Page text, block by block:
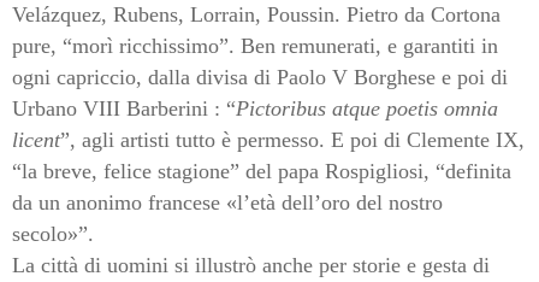
Velázquez, Rubens, Lorrain, Poussin. Pietro da Cortona
pure, “morì ricchissimo”. Ben remunerati, e garantiti in
ogni capriccio, dalla divisa di Paolo V Borghese e poi di
Urbano VIII Barberini : “Pictoribus atque poetis omnia
licent”, agli artisti tutto è permesso. E poi di Clemente IX,
“la breve, felice stagione” del papa Rospigliosi, “definita
da un anonimo francese «l’età dell’oro del nostro
secolo»”.
La città di uomini si illustrò anche per storie e gesta di